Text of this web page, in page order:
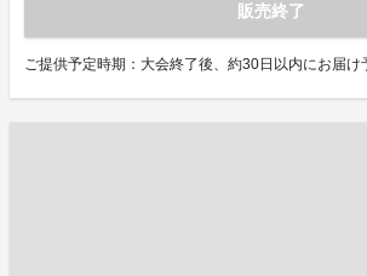
販売終了
ご提供予定時期：大会終了後、約30日以内にお届け